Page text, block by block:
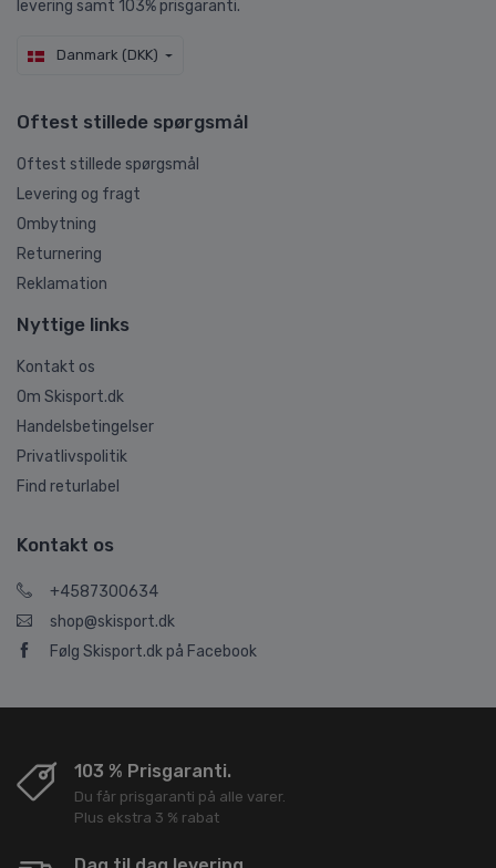
levering samt 103% prisgaranti.
Danmark (DKK)
Oftest stillede spørgsmål
Oftest stillede spørgsmål
Levering og fragt
Ombytning
Returnering
Reklamation
Nyttige links
Kontakt os
Om Skisport.dk
Handelsbetingelser
Privatlivspolitik
Find returlabel
Kontakt os
+4587300634
shop@skisport.dk
Følg Skisport.dk på Facebook
103 % Prisgaranti.
Du får prisgaranti på alle varer.
Plus ekstra 3 % rabat